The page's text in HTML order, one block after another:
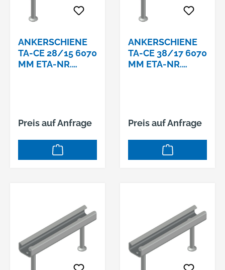
ANKERSCHIENE
TA-CE 28/15 6070
MM ETA-NR.
Preis auf Anfrage
ANKERSCHIENE
TA-CE 38/17 6070
MM ETA-NR.
Preis auf Anfrage